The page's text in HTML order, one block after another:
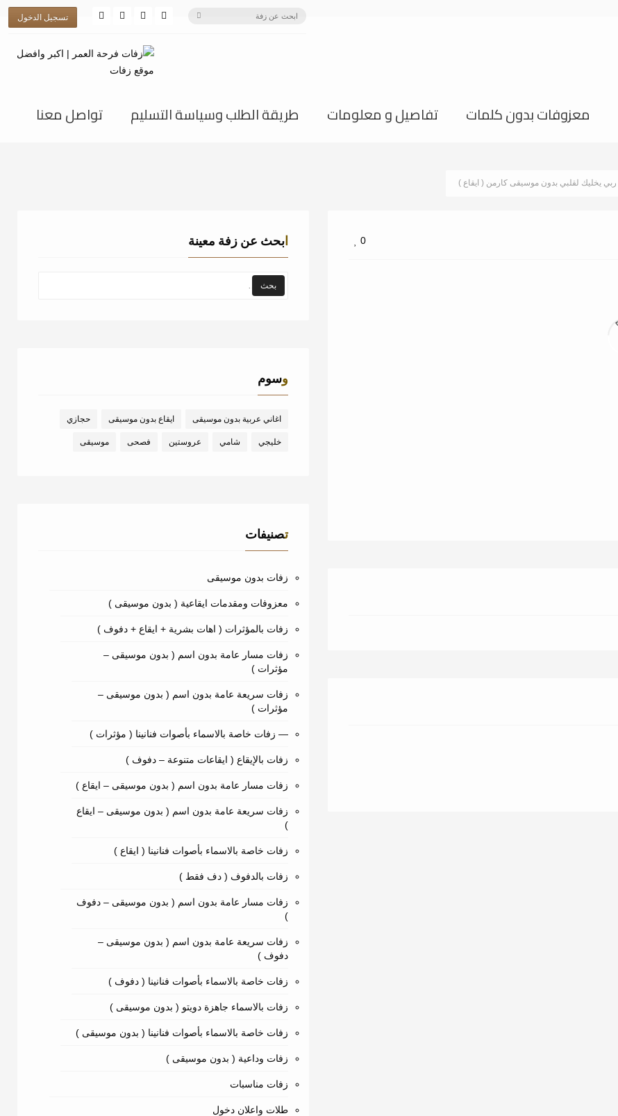
تسجيل الدخول
معزوفات بدون كلمات تفاصيل و معلومات طريقة الطلب وسياسة التسليم تواصل معنا
ربي يخليك لقلبي بدون موسيقى كارمن ( ايقاع )
0 ابحث عن زفة معينة
وسوم
اغاني عربية بدون موسيقى ايقاع بدون موسيقى حجازي
خليجي شامي عروستين فصحى موسيقى
تصنيفات
زفات بدون موسيقى
معزوفات ومقدمات ايقاعية ( بدون موسيقى )
زفات بالمؤثرات ( اهات بشرية + ايقاع + دفوف )
زفات مسار عامة بدون اسم ( بدون موسيقى –
مؤثرات )
زفات سريعة عامة بدون اسم ( بدون موسيقى –
مؤثرات )
— زفات خاصة بالاسماء بأصوات فنانينا ( مؤثرات )
زفات بالإيقاع ( ايقاعات متنوعة – دفوف )
زفات مسار عامة بدون اسم ( بدون موسيقى – ايقاع )
زفات سريعة عامة بدون اسم ( بدون موسيقى – ايقاع
)
زفات خاصة بالاسماء بأصوات فنانينا ( ايقاع )
زفات بالدفوف ( دف فقط )
زفات مسار عامة بدون اسم ( بدون موسيقى – دفوف
)
زفات سريعة عامة بدون اسم ( بدون موسيقى –
دفوف )
زفات خاصة بالاسماء بأصوات فنانينا ( دفوف )
زفات بالاسماء جاهزة دويتو ( بدون موسيقى )
زفات خاصة بالاسماء بأصوات فنانينا ( بدون موسيقى )
زفات وداعية ( بدون موسيقى )
زفات مناسبات
طلات واعلان دخول